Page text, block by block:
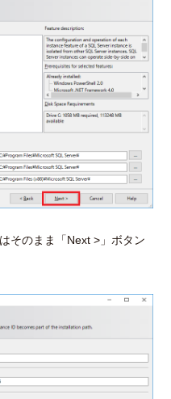
そのまま「Next >」ボタン